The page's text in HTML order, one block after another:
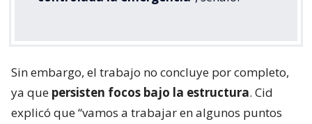
Sin embargo, el trabajo no concluye por completo,
ya que persisten focos bajo la estructura. Cid
explicó que “vamos a trabajar en algunos puntos